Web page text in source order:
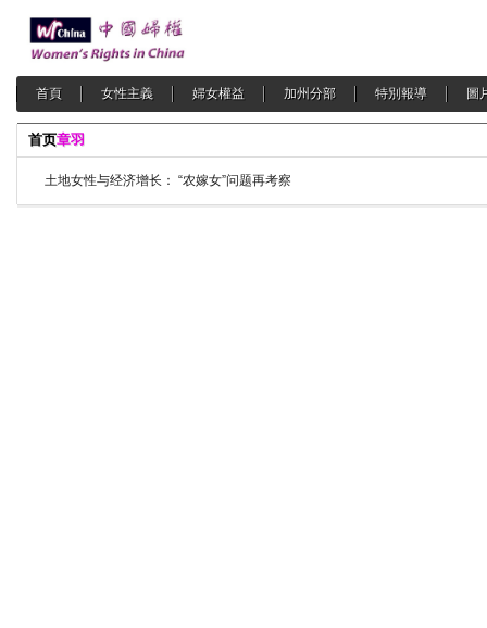
首頁 女性主義 婦女權益 加州分部 特別報導 圖
首页章羽
土地女性与经济增长： “农嫁女”问题再考察